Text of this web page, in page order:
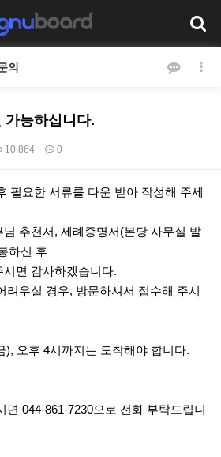
의
가능하십니다.
10,864 0
필요한 서류를 다운 받아 작성해 주세
추천서, 세례증명서(본당 사무실 발
하신 후
면 감사하겠습니다.
려우실 경우, 방문하셔서 접수해 주시
), 오후 4시까지는 도착해야 합니다.
면 044-861-7230으로 전화 부탁드립니